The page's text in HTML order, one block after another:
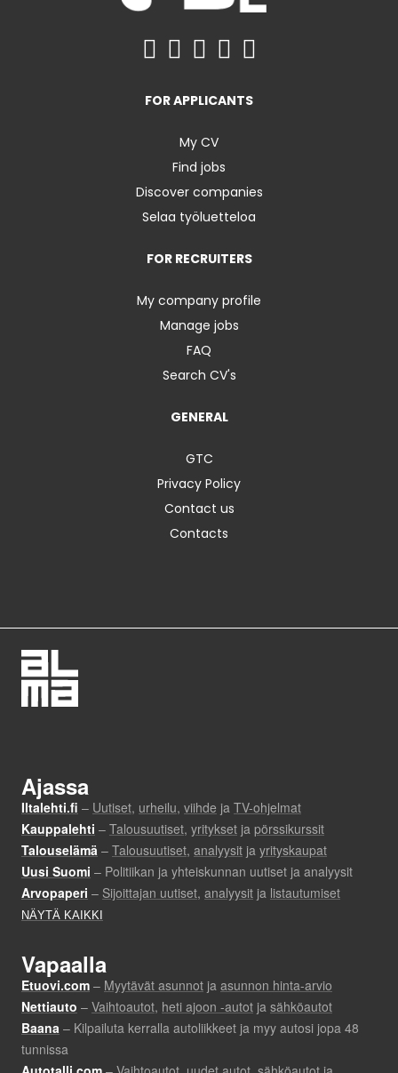
FOR APPLICANTS
My CV
Find jobs
Discover companies
Selaa työluetteloa
FOR RECRUITERS
My company profile
Manage jobs
FAQ
Search CV's
GENERAL
GTC
Privacy Policy
Contact us
Contacts